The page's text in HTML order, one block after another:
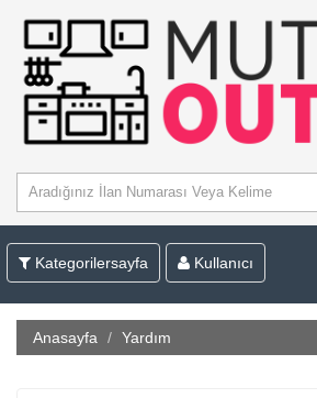
Kategorilersayfa Kullanıcı
Anasayfa Yardım